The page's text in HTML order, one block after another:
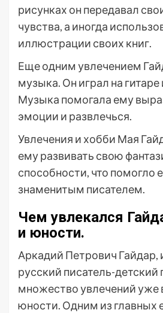
рисунках он передавал
чувства, а иногда
иллюстрации своих книг.
Еще одним увлечением
музыка. Он играл на гитаре
Музыка помогала ему
эмоции и развлечься.
Увлечения и хобби Мая
ему развивать свою
способности, что помогло
знаменитым писателем.
Чем увлекался
и юности.
Аркадий Петрович Гайдар,
русский писатель-детский
множество увлечений уже
юности. Одним из главных